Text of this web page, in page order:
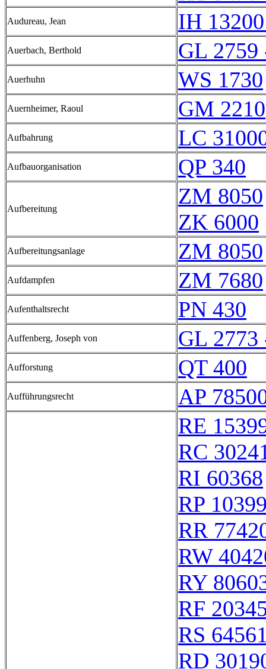
Audureau, Jean IH
Auerbach, Berthold GL 2759
Auerhuhn WS 1730
Auernheimer, Raoul GM 2210
Aufbahrung LC
Aufbauorganisation QP 340
Aufbereitung
ZM 8050
ZK 6000
Aufbereitungsanlage ZM 8050
Aufdampfen ZM 7680
Aufenthaltsrecht PN 430
Auffenberg, Joseph von GL 2773
Aufforstung QT 400
Aufführungsrecht
AP
RE
RC
RI 60368
RP
RR
RW
RY
RF
RS
RD